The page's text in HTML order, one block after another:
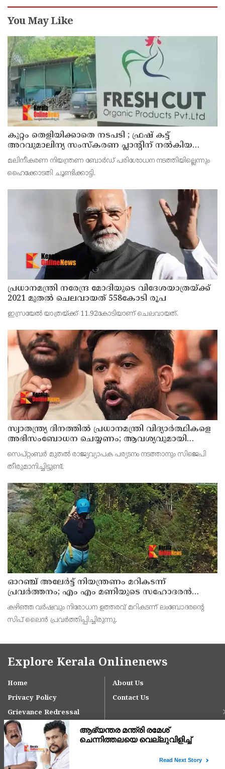
You May Like
കുറ്റം തെളിയിക്കാതെ നടപടി ; ഫ്രഷ് കട്ട്
അറവുമാലിന്യ സംസ്‌കരണ പ്ലാന്റിന് നല്‍കിയ
സ്റ്റോപ്പ് മെമ്മോയില്‍ ഗുരുതര വീഴ്ചയെന്ന്
ഹൈക്കോടതി
മലിനീകരണ നിയന്ത്രണ ബോര്‍ഡ് പരിശോധന നടത്തിയില്ലെന്നും
ഹൈക്കോടതി ചൂണ്ടിക്കാട്ടി.
പ്രധാനമന്ത്രി നരേന്ദ്ര മോദിയുടെ വിദേശയാത്രയ്ക്ക്
2021 മുതല്‍ ചെലവായത് 558കോടി രൂപ
ഇസ്രയേല്‍ യാത്രയ്ക്ക് 11.92കോടിയാണ് ചെലവായത്.
സ്വാതന്ത്ര്യ ദിനത്തില്‍ പ്രധാനമന്ത്രി വിദ്യാര്‍ത്ഥികളെ
അഭിസംബോധന ചെയ്യണം; ആവശ്യവുമായി
അഭിജീത് ദീപ്കെ
സെപ്റ്റംബര്‍ മുതല്‍ രാജ്യവ്യാപക പര്യടനം നടത്താനും സിജെപി
തീരുമാനിച്ചിട്ടുണ്ട്.
ഓറഞ്ച് അലേര്‍ട്ട് നിയന്ത്രണം മറികടന്ന്
പ്രവര്‍ത്തനം; എം എം മണിയുടെ സഹോദരന്‍
നടത്തുന്ന സിപ് ലൈന്‍ പൂട്ടിച്ച് അധികൃതര്‍
കഴിഞ്ഞ വര്‍ഷവും നിരോധന ഉത്തരവ് മറികടന്ന് ലംബോദരന്റെ
സിപ് ലൈന്‍ പ്രവര്‍ത്തിപ്പിച്ചിരുന്നു.
Explore Kerala Onlinenews
Home
About Us
Privacy Policy
Contact Us
Grievance Redressal